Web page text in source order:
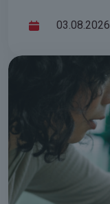
03.08.2026